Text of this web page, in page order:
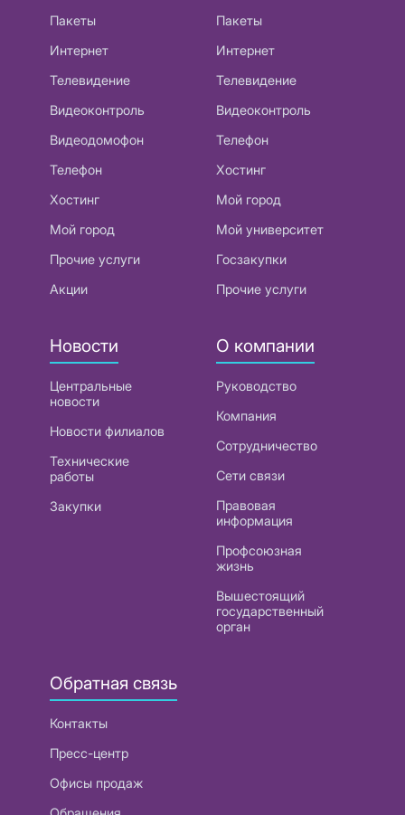
Пакеты
Интернет
Телевидение
Видеоконтроль
Видеодомофон
Телефон
Хостинг
Мой город
Прочие услуги
Акции
Пакеты
Интернет
Телевидение
Видеоконтроль
Телефон
Хостинг
Мой город
Мой университет
Госзакупки
Прочие услуги
Новости
Центральные
новости
Новости филиалов
Технические
работы
Закупки
О компании
Руководство
Компания
Сотрудничество
Сети связи
Правовая
информация
Профсоюзная
жизнь
Вышестоящий
государственный
орган
Обратная связь
Контакты
Пресс-центр
Офисы продаж